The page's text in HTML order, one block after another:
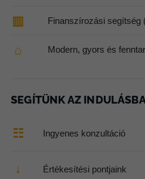
▥ Finanszírozási segítség
⌂ Modern, gyors és
SEGÍTÜNK AZ
☷ Ingyenes konzultáció
↓ Értékesítési pontjaink